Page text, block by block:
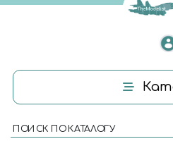
ПОИСК ПО КАТАЛОГУ